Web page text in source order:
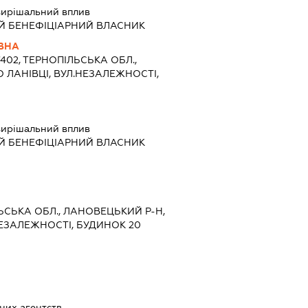
вплив
БЕНЕФІЦІАРНИЙ ВЛАСНИК
ТЕРНОПІЛЬСЬКА ОБЛ.,
ВУЛ.НЕЗАЛЕЖНОСТІ,
вплив
БЕНЕФІЦІАРНИЙ ВЛАСНИК
ОБЛ., ЛАНОВЕЦЬКИЙ Р-Н,
БУДИНОК 20